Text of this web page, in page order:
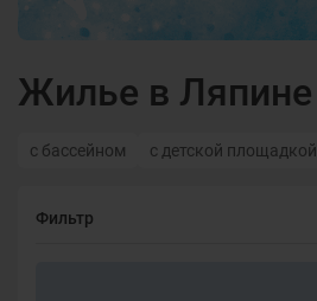
Жилье в Ляпине
с бассейном с детской площадкой
Фильтр